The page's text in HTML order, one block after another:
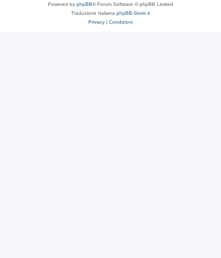
Powered by phpBB® Forum Software © phpBB Limited
Traduzione Italiana phpBB-Store.it
Privacy | Condizioni